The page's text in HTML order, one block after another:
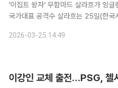
'이집트 왕자' 무함마드 살라흐가 잉글
국가대표 공격수 살라흐는 25일(한
번째 부분"이라면서 "저는 이번 시즌
2026-03-25 14:49
이강인 교체 출전…PSG,